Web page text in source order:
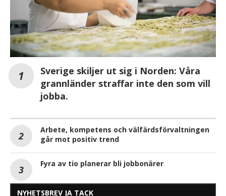
Sverige skiljer ut sig i Norden: Våra
grannländer straffar inte den som vill
jobba.
Arbete, kompetens och välfärdsförvaltningen
går mot positiv trend
Fyra av tio planerar bli jobbonärer
NYHETSBREV JA TACK